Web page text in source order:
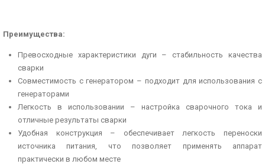
Преимущества:
Превосходные характеристики дуги – стабильность качества
сварки
Совместимость с генератором – подходит для использования с
генераторами
Легкость в использовании – настройка сварочного тока и
отличные результаты сварки
Удобная конструкция – обеспечивает легкость переноски
источника питания, что позволяет применять аппарат
практически в любом месте